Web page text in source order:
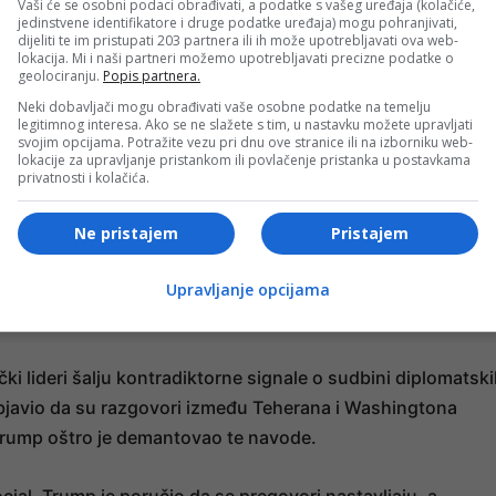
napori
Qeshm, Iranska revolucionarna garda uputila je oštru
„visoku cijenu“ zbog narušavanja sigurnosti u
uzvratile su stavom da njihova vojna akcija ne
na prijetnje sigurnosti američkih i savezničkih snaga.
američke vojske, prostire se na oko 1445 kvadratnih
Zbog svoje jedinstvene geografije i snažno
u Hormuški moreuz, što ga čini ključnom
lideri šalju kontradiktorne signale o sudbini
da su razgovori između Teherana i Washingtona
oštro je demantovao te navode.
Vaši će se osobni podaci obrađivati, a podatke s vašeg uređaja (kolačiće,
jedinstvene identifikatore i druge podatke uređaja) mogu pohranjivati,
dijeliti te im pristupati 203 partnera ili ih može upotrebljavati ova web-
lokacija. Mi i naši partneri možemo upotrebljavati precizne podatke o
geolociranju. Popis partnera.
Neki dobavljači mogu obrađivati vaše osobne podatke na temelju
legitimnog interesa. Ako se ne slažete s tim, u nastavku možete upravljati
svojim opcijama. Potražite vezu pri dnu ove stranice ili na izborniku web-
lokacije za upravljanje pristankom ili povlačenje pristanka u postavkama
privatnosti i kolačića.
Pristajem
Ne pristajem
Upravljanje opcijama